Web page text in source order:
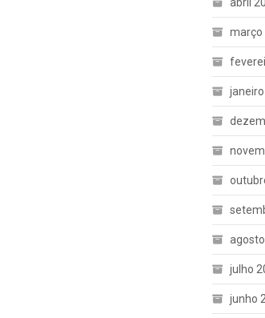
março
julho
junho